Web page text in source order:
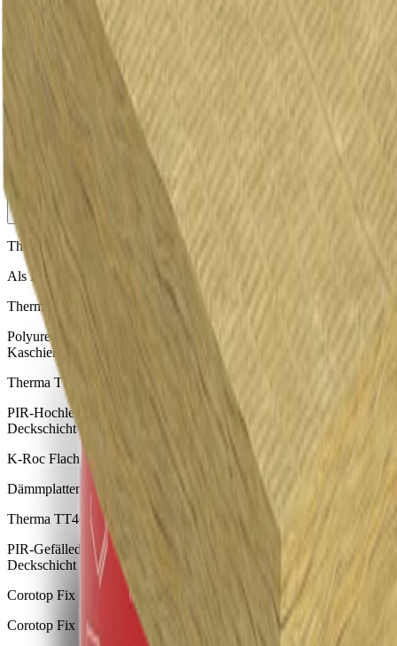
Dach
Wir bieten eine breite Palette von Produkten an, die zur Gestaltung
und Verbesserung aller Arten von Dächern verwendet werden
können, einschließlich Flachdächern, Schrägdächern, gebogenen
Dächern und mehr.
Stöbern Sie in unserem breiten Angebot an isolierten Dachpaneelen,
Dachisolierungen, Dachfenstern und vielem mehr.
Therma TR27 Flachdachplatte
Als Flachdachdämmung und Innendämmung der Decke einsetzbar
Therma TT47 Gefälledachplatte
Polyurethan Gefälledachdämmung mit beidseitiger Mineralvlies-
Kaschierung
Therma TR26 Flachdachplatte
PIR-Hochleistungsdämmung mit beidseitiger Alu-Mehrlagen-
Deckschicht
K-Roc Flachdachplatte 70/039
Dämmplatten aus Steinwolle zur Verwendung auf Flachdächern
Therma TT46 Gefälledachplatte
PIR-Gefälledachdämmung mit beidseitiger Alu-Mehrlagen-
Deckschicht
Corotop Fix Pro
Corotop Fix PRO ist ein einseitiges, universelles Klebeband.